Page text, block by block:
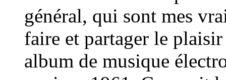
général, qui sont mes
faire et partager le
album de musique